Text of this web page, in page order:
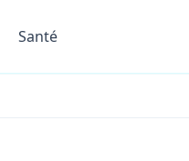
Santé